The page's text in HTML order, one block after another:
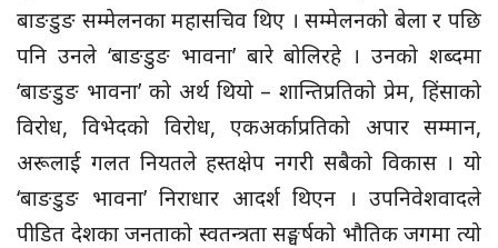
बाङडुङ सम्मेलनका महासचिव थिए । सम्मेलनको बेला र पछि
पनि उनले ‘बाङडुङ भावना’ बारे बोलिरहे । उनको शब्दमा
‘बाङडुङ भावना’ को अर्थ थियो – शान्तिप्रतिको प्रेम, हिंसाको
विरोध, विभेदको विरोध, एकअर्काप्रतिको अपार सम्मान,
अरूलाई गलत नियतले हस्तक्षेप नगरी सबैको विकास । यो
‘बाङडुङ भावना’ निराधार आदर्श थिएन । उपनिवेशवादले
पीडित देशका जनताको स्वतन्त्रता सङ्घर्षको भौतिक जगमा त्यो